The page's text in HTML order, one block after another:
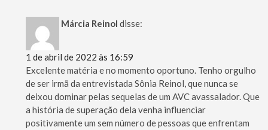
Márcia Reinol disse:
1 de abril de 2022 às 16:59
Excelente matéria e no momento oportuno. Tenho orgulho
de ser irmã da entrevistada Sônia Reinol, que nunca se
deixou dominar pelas sequelas de um AVC avassalador. Que
a história de superação dela venha influenciar
positivamente um sem número de pessoas que enfrentam